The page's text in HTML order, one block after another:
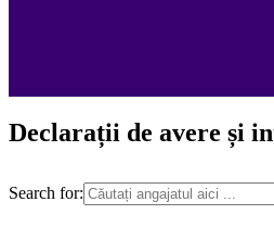
Declarații de avere și
Search for: